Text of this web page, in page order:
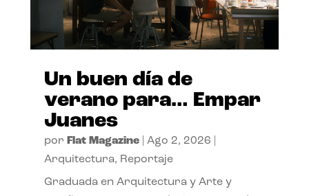
Un buen día de
verano para… Empar
Juanes
por Flat Magazine| Ago 2, 2026
Arquitectura, Reportaje
Graduada en Arquitectura y Arte y